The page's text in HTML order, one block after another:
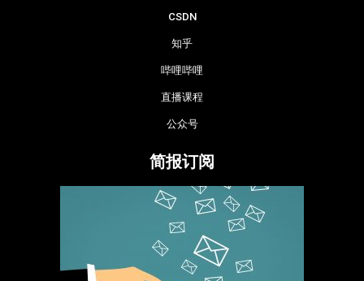
CSDN
知乎
哔哩哔哩
直播课程
公众号
简报订阅